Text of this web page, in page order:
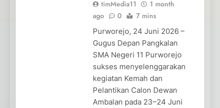
timMedia11
1 month
ago
0 7 mins
Purworejo, 24 Juni 2026 –
Gugus Depan Pangkalan
SMA Negeri 11 Purworejo
sukses menyelenggarakan
kegiatan Kemah dan
Pelantikan Calon Dewan
Ambalan pada 23–24 Juni